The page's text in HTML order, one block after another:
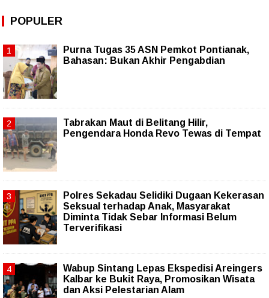
POPULER
Purna Tugas 35 ASN Pemkot Pontianak,
Bahasan: Bukan Akhir Pengabdian
Tabrakan Maut di Belitang Hilir,
Pengendara Honda Revo Tewas di Tempat
Polres Sekadau Selidiki Dugaan Kekerasan
Seksual terhadap Anak, Masyarakat
Diminta Tidak Sebar Informasi Belum
Terverifikasi
Wabup Sintang Lepas Ekspedisi Areingers
Kalbar ke Bukit Raya, Promosikan Wisata
dan Aksi Pelestarian Alam